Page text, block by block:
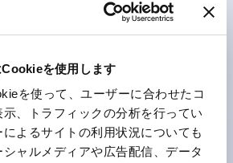
を使用します
を使って、ユーザーに合わせたコ
、トラフィックの分析を行ってい
よるサイトの利用状況についても
ャルメディアや広告配信、データ
だし2点押ボタンスイッチは
ーズに対応する各種電圧を完備。
すLED球（LSRD球）。これまで色